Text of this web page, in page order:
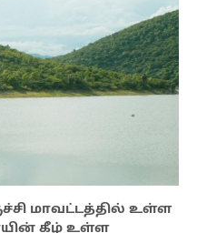
மாவட்டத்தில் உள்ள
கீழ் உள்ள